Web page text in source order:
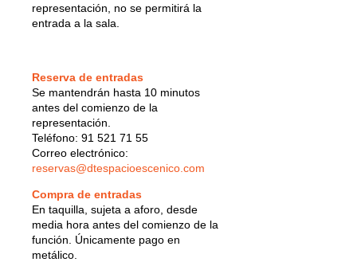
representación, no se permitirá la
entrada a la sala.
Reserva de entradas
Se mantendrán hasta 10 minutos
antes del comienzo de la
representación.
Teléfono: 91 521 71 55
Correo electrónico:
reservas@dtespacioescenico.com
Compra de entradas
En taquilla, sujeta a aforo, desde
media hora antes del comienzo de la
función. Únicamente pago en
metálico.